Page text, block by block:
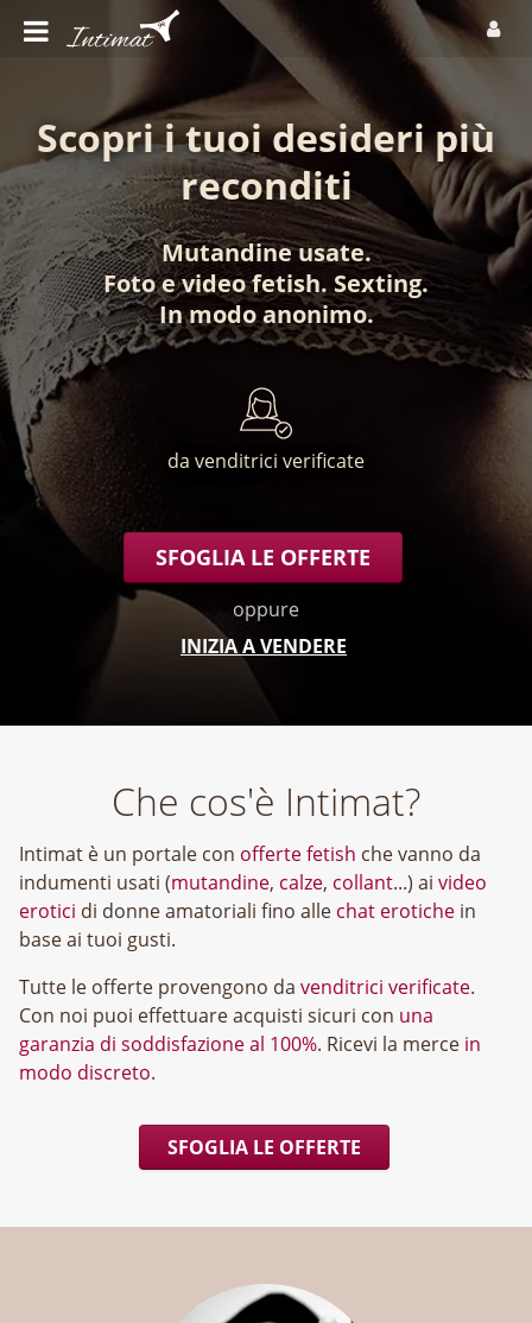
Scopri i tuoi desideri più
reconditi
Mutandine usate.
Fotoevideo fetish. Sexting.
In modo anonimo.
da venditrici verificate
SFOGLIA LE OFFERTE
oppure
INIZIA A VENDERE
Che cos'è Intimat?
Intimat è un portale con offerte fetish che vanno da
indumenti usati (mutandine, calze, collant...) ai video
erotici di donne amatoriali fino alle chat erotiche in
base ai tuoi gusti.
Tutte le offerte provengono da venditrici verificate.
Con noi puoi effettuare acquisti sicuri con una
garanzia di soddisfazione al 100%. Ricevi la merce in
modo discreto.
SFOGLIA LE OFFERTE